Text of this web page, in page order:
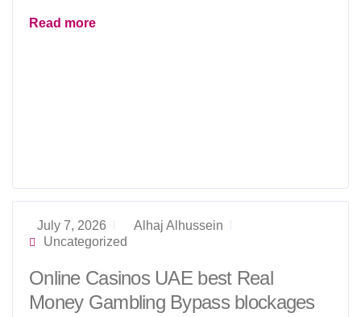
Read more
July 7, 2026
Alhaj Alhussein
Uncategorized
Online Casinos UAE best Real
Money Gambling Bypass blockages